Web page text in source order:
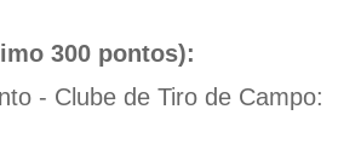
300 pontos):
- Clube de Tiro de